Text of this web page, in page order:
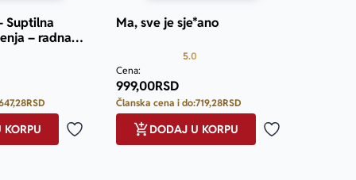
Suptilna
– radna
RSD
Dodaj u omiljene
Ma, sve je sje*ano
5.0
Cena:
999,00RSD
Članska cena i do:719,28RSD
Dodaj u
DODAJ U KORPU